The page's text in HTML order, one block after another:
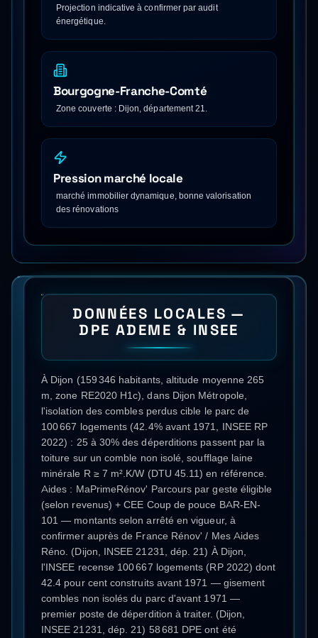
Projection indicative à confirmer par audit
énergétique.
Bourgogne-Franche-Comté
Zone couverte : Dijon, département 21.
Pression marché locale
marché immobilier dynamique, bonne valorisation
des rénovations
DONNÉES LOCALES —
DPE ADEME & INSEE
À Dijon (159 346 habitants, altitude moyenne 265
m, zone RE2020 H1c), dans Dijon Métropole,
l'isolation des combles perdus cible le parc de
100 667 logements (42.4% avant 1971, INSEE RP
2022) : 25 à 30% des déperditions passent par la
toiture sur un comble non isolé, soufflage laine
minérale R ≥ 7 m².K/W (DTU 45.11) en référence.
Aides : MaPrimeRénov' Parcours par geste éligible
(selon revenus) + CEE Coup de pouce BAR-EN-
101 — montants selon arrêté en vigueur, à
confirmer auprès de France Rénov' / Mes Aides
Réno. (Dijon, INSEE 21231, dép. 21) À Dijon,
l'INSEE recense 100 667 logements (RP 2022) dont
42.4 pour cent construits avant 1971 — gisement
combles non isolés du parc d'avant 1971 —
premier poste de déperdition à traiter. (Dijon,
INSEE 21231, dép. 21) 58 681 DPE ont été